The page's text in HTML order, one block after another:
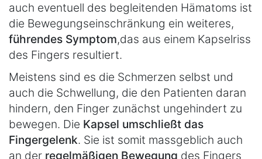
auch eventuell des begleitenden Hämatoms ist
die Bewegungseinschränkung ein weiteres,
führendes Symptom,das aus einem Kapselriss
des Fingers resultiert.
Meistens sind es die Schmerzen selbst und
auch die Schwellung, die den Patienten daran
hindern, den Finger zunächst ungehindert zu
bewegen. Die Kapsel umschließt das
Fingergelenk. Sie ist somit massgeblich auch
an der regelmäßigen Bewegung des Fingers